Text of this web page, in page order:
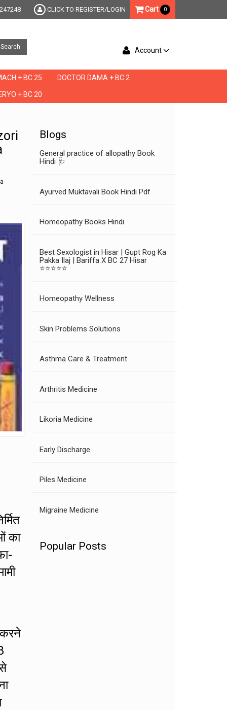
CLICK TO REGISTER/LOGIN Cart 0
Search Account
+ BC 25 DOCTOR DAMA + BC 2
+ BC 20
का
Blogs
General practice of allopathy Book
Hindi 🩺
Ayurved Muktavali Book Hindi Pdf
Homeopathy Books Hindi
Best Sexologist in Hisar | Gupt Rog Ka
Pakka Ilaj | Bariffa X BC 27 Hisar
⭐⭐⭐⭐⭐
Homeopathy Wellness
Skin Problems Solutions
Asthma Care & Treatment
Arthritis Medicine
Likoria Medicine
Early Discharge
Piles Medicine
Migraine Medicine
Popular Posts